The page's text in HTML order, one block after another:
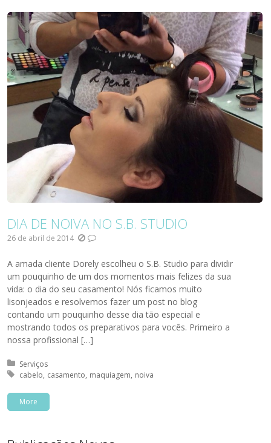
DIA DE NOIVA NO S.B. STUDIO
26 de abril de 2014
A amada cliente Dorely escolheu o S.B. Studio para dividir
um pouquinho de um dos momentos mais felizes da sua
vida: o dia do seu casamento! Nós ficamos muito
lisonjeados e resolvemos fazer um post no blog
contando um pouquinho desse dia tão especial e
mostrando todos os preparativos para vocês. Primeiro a
nossa profissional […]
Posted in:
Serviços
Tagged with:
cabelo casamento maquiagem noiva
More